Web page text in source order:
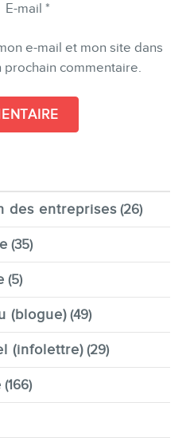
E-mail *
e-mail et mon site dans
prochain commentaire.
des entreprises (26)
(35)
(5)
(blogue) (49)
(infolettre) (29)
(166)